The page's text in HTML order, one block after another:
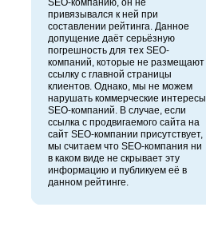
SEO-компанию, он не
привязывался к ней при
составлении рейтинга. Данное
допущение даёт серьёзную
погрешность для тех SEO-
компаний, которые не размещают
ссылку с главной страницы
клиентов. Однако, мы не можем
нарушать коммерческие интересы
SEO-компаний. В случае, если
ссылка с продвигаемого сайта на
сайт SEO-компании присутствует,
мы считаем что SEO-компания ни
в каком виде не скрывает эту
информацию и публикуем её в
данном рейтинге.